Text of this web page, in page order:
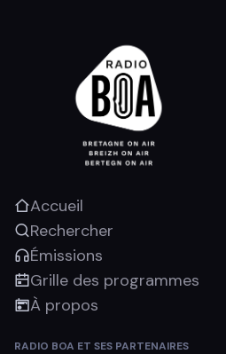
Accueil
Rechercher
Émissions
Grille des programmes
À propos
RADIO BOA ET SES PARTENAIRES